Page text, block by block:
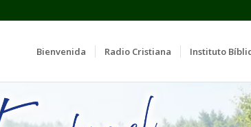
Bienvenida Radio Cristiana Instituto